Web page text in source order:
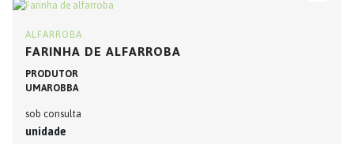
ALFARROBA
FARINHA DE ALFARROBA
PRODUTOR
UMAROBBA
sob consulta
unidade